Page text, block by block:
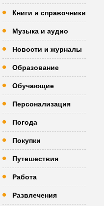
Книги и справочники
Музыка и аудио
Новости и журналы
Образование
Обучающие
Персонализация
Погода
Покупки
Путешествия
Работа
Развлечения